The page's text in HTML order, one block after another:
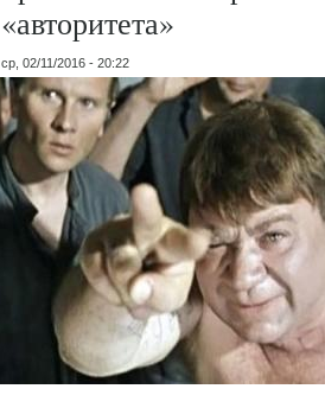
«авторитета»
ср, 02/11/2016 - 20:22